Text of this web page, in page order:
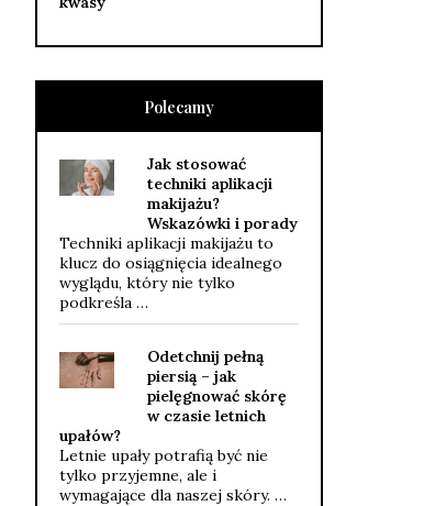
Polecamy
Jak stosować
techniki aplikacji
makijażu?
Wskazówki i porady
Techniki aplikacji makijażu to
klucz do osiągnięcia idealnego
wyglądu, który nie tylko
podkreśla …
Odetchnij pełną
piersią – jak
pielęgnować skórę
w czasie letnich
upałów?
Letnie upały potrafią być nie
tylko przyjemne, ale i
wymagające dla naszej skóry. …